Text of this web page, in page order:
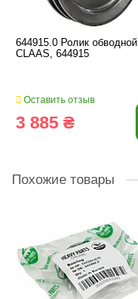
644915.0 Ролик обводной
CLAAS, 644915
Оставить отзыв
3 885 ₴
Похожие товары